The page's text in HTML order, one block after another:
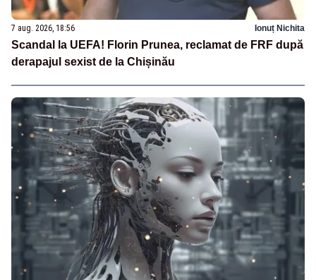
7 aug. 2026, 18:56 Ionuț Nichita
Scandal la UEFA! Florin Prunea, reclamat de FRF după
derapajul sexist de la Chișinău